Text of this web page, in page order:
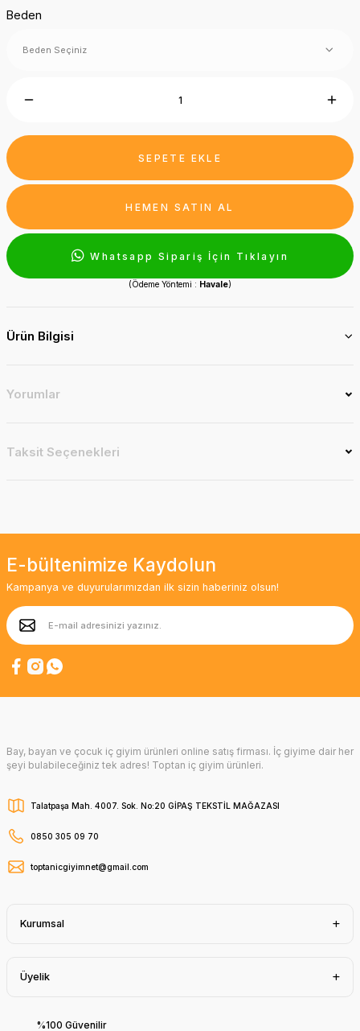
Beden
SEPETE EKLE
HEMEN SATIN AL
Whatsapp Sipariş İçin Tıklayın
(Ödeme Yöntemi : Havale)
Ürün Bilgisi
Yorumlar
Taksit Seçenekleri
E-bültenimize Kaydolun
Kampanya ve duyurularımızdan ilk sizin haberiniz olsun!
Bay, bayan ve çocuk iç giyim ürünleri online satış firması. İç giyime dair her
şeyi bulabileceğiniz tek adres! Toptan iç giyim ürünleri.
Talatpaşa Mah. 4007. Sok. No:20 GİPAŞ TEKSTİL MAĞAZASI
0850 305 09 70
toptanicgiyimnet@gmail.com
Kurumsal
Üyelik
%100 Güvenilir